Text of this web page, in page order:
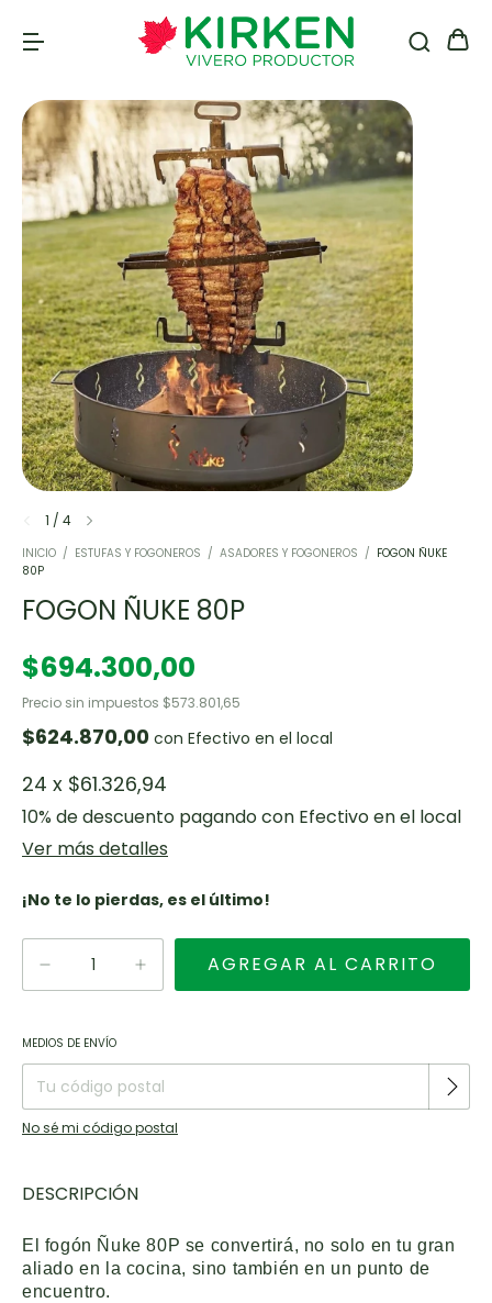
1 / 4
INICIO / ESTUFAS Y FOGONEROS / ASADORES Y FOGONEROS / FOGON ÑUKE
80P
FOGON ÑUKE 80P
$694.300,00
Precio sin impuestos $573.801,65
$624.870,00 con Efectivo en el local
24 x $61.326,94
10% de descuento pagando con Efectivo en el local
Ver más detalles
¡No te lo pierdas, es el último!
Entregas para el CP:
MEDIOS DE ENVÍO
No sé mi código postal
DESCRIPCIÓN
El fogón Ñuke 80P se convertirá, no solo en tu gran
aliado en la cocina, sino también en un punto de
encuentro.